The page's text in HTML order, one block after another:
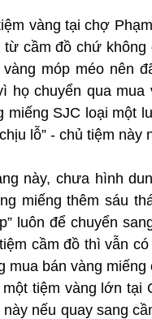
vàng tại chợ
cầm đồ chứ
móp méo nên
họ chuyển qua
miếng SJC loại một
lỗ” - chủ tiệm này
này, chưa hình
miếng thêm sáu
luôn để chuyển
cầm đồ thì vẫn
mua bán vàng
tiệm vàng lớn
nếu quay sang